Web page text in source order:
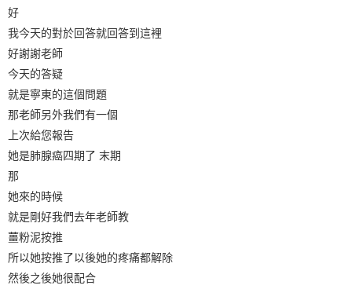
好
我今天的對於回答就回答到這裡
好謝謝老師
今天的答疑
就是寧東的這個問題
那老師另外我們有一個
上次給您報告
她是肺腺癌四期了 末期
那
她來的時候
就是剛好我們去年老師教
薑粉泥按推
所以她按推了以後她的疼痛都解除
然後之後她很配合